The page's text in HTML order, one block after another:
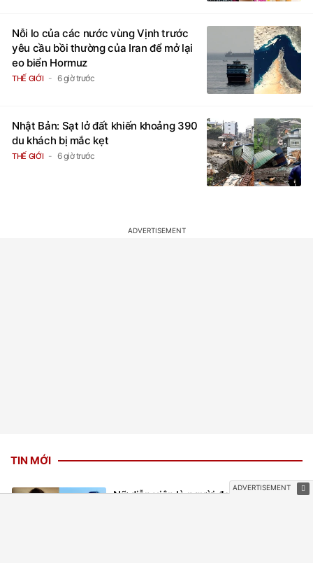
Nỗi lo của các nước vùng Vịnh trước
yêu cầu bồi thường của Iran để mở lại
eo biển Hormuz
THẾ GIỚI 6 giờ trước
Nhật Bản: Sạt lở đất khiến khoảng 390
du khách bị mắc kẹt
THẾ GIỚI 6 giờ trước
TIN MỚI
Nữ diễn viên là người đẹp Phụ nữ thế